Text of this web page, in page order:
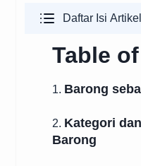
Daftar Isi Artikel
Table
1. Barong
2. Kategori
Barong